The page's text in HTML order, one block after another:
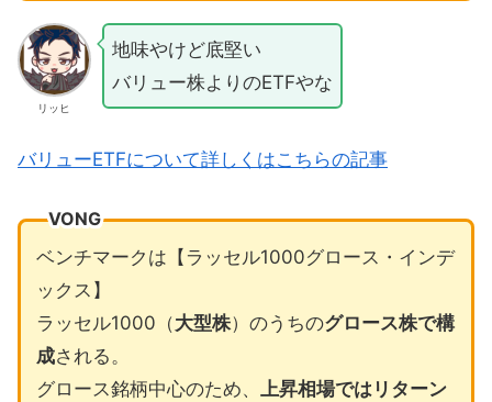
リッヒ
地味やけど底堅い
バリュー株よりのETFやな
バリューETFについて詳しくはこちらの記事
VONG
ベンチマークは【ラッセル1000グロース・インデ
ックス】
ラッセル1000（大型株）のうちのグロース株で構
成される。
グロース銘柄中心のため、 上昇相場ではリターン